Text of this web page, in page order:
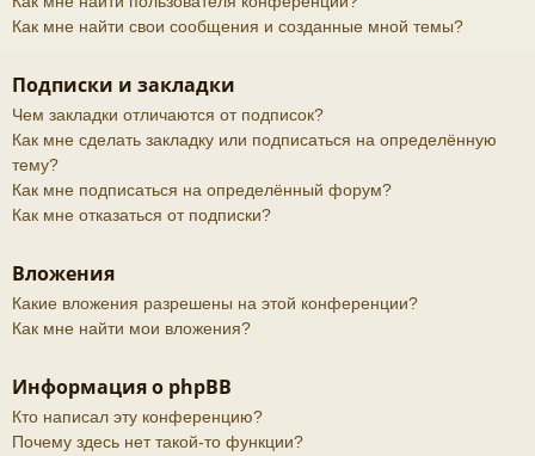
Как мне найти свои сообщения и созданные мной темы?
Подписки и закладки
Чем закладки отличаются от подписок?
Как мне сделать закладку или подписаться на определённую
тему?
Как мне подписаться на определённый форум?
Как мне отказаться от подписки?
Вложения
Какие вложения разрешены на этой конференции?
Как мне найти мои вложения?
Информация о phpBB
Кто написал эту конференцию?
Почему здесь нет такой-то функции?